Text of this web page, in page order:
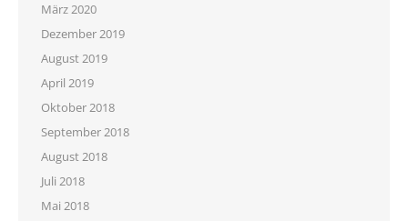
März 2020
Dezember 2019
August 2019
April 2019
Oktober 2018
September 2018
August 2018
Juli 2018
Mai 2018